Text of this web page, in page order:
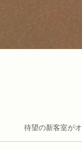
待望の新客室が